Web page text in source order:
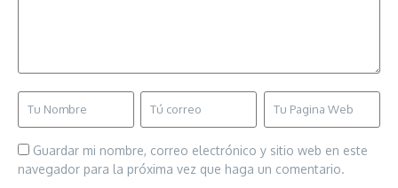
Guardar mi nombre, correo electrónico y sitio web en este
navegador para la próxima vez que haga un comentario.